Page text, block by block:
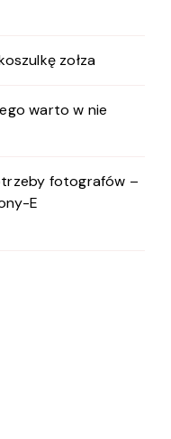
zołza
warto w nie
fotografów –
E